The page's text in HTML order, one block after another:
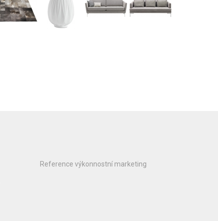
Reference výkonnostní marketing